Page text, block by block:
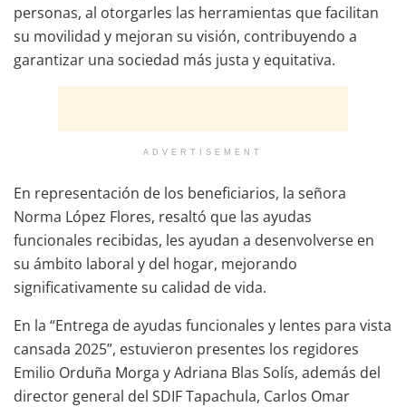
personas, al otorgarles las herramientas que facilitan
su movilidad y mejoran su visión, contribuyendo a
garantizar una sociedad más justa y equitativa.
ADVERTISEMENT
En representación de los beneficiarios, la señora
Norma López Flores, resaltó que las ayudas
funcionales recibidas, les ayudan a desenvolverse en
su ámbito laboral y del hogar, mejorando
significativamente su calidad de vida.
En la “Entrega de ayudas funcionales y lentes para vista
cansada 2025”, estuvieron presentes los regidores
Emilio Orduña Morga y Adriana Blas Solís, además del
director general del SDIF Tapachula, Carlos Omar